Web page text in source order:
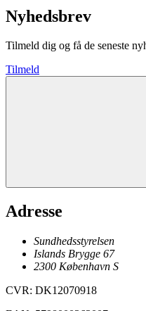
Nyhedsbrev
Tilmeld dig og få de seneste
Tilmeld
Adresse
Sundhedsstyrelsen
Islands Brygge 67
2300 København S
CVR: DK12070918